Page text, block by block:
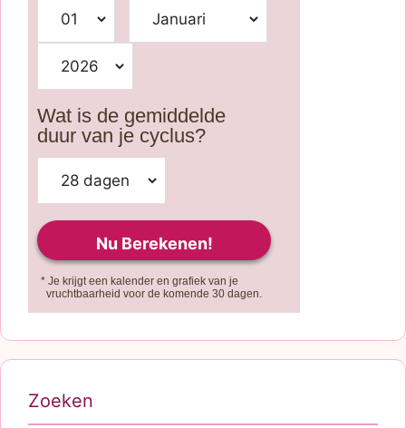
Wat is de gemiddelde
duur van je cyclus?
* Je krijgt een kalender en grafiek van je
vruchtbaarheid voor de komende 30 dagen.
Zoeken